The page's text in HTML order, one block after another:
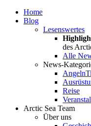
Home
Blog
Lesenswertes
des
Alle
News-
Angeln
Reise
Arctic Sea Team
Über uns